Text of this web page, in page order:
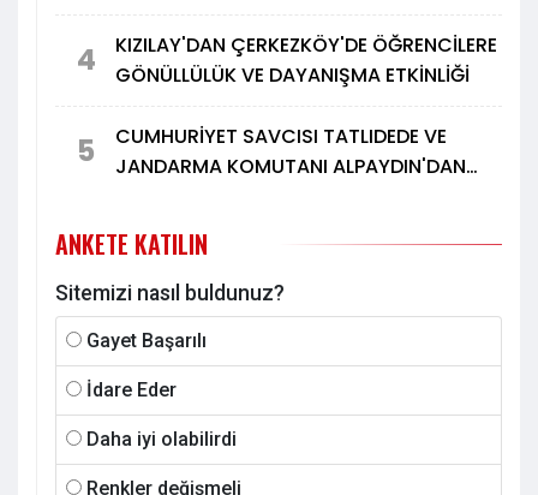
4
KIZILAY'DAN ÇERKEZKÖY'DE ÖĞRENCİLERE
GÖNÜLLÜLÜK VE DAYANIŞMA ETKİNLİĞİ
5
CUMHURİYET SAVCISI TATLIDEDE VE
JANDARMA KOMUTANI ALPAYDIN'DAN
ANKETE KATILIN
Sitemizi nasıl buldunuz?
Gayet Başarılı
İdare Eder
Daha iyi olabilirdi
Renkler değişmeli